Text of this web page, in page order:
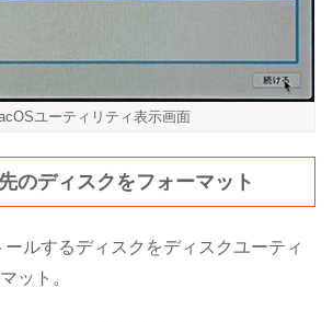
ユーティリティ表示画面
のディスクをフォーマット
ルするディスクをディスクユーティ
ット。